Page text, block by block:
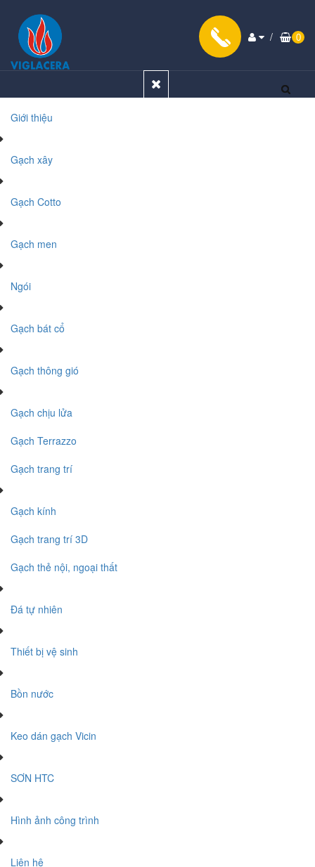
/ 0
Giới thiệu
Gạch xây
Gạch Cotto
Gạch men
Ngói
Gạch bát cổ
Gạch thông gió
Gạch chịu lửa
Gạch Terrazzo
Gạch trang trí
Gạch kính
Gạch trang trí 3D
Gạch thẻ nội, ngoại thất
Đá tự nhiên
Thiết bị vệ sinh
Bồn nước
Keo dán gạch Vicin
SƠN HTC
Hình ảnh công trình
Liên hệ